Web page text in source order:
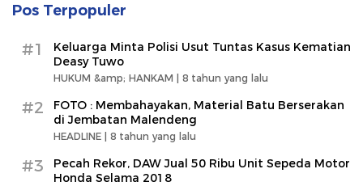
Pos Terpopuler
#1
Keluarga Minta Polisi Usut Tuntas Kasus Kematian
Deasy Tuwo
HUKUM &amp; HANKAM | 8 tahun yang lalu
#2
FOTO : Membahayakan, Material Batu Berserakan
di Jembatan Malendeng
HEADLINE | 8 tahun yang lalu
#3
Pecah Rekor, DAW Jual 50 Ribu Unit Sepeda Motor
Honda Selama 2018